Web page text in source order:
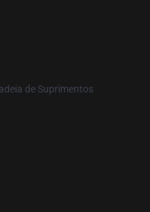
de Suprimentos